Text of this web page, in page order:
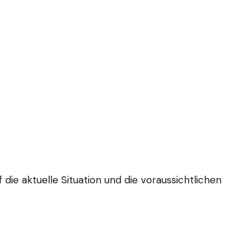
aktuelle Situation und die voraussichtlichen